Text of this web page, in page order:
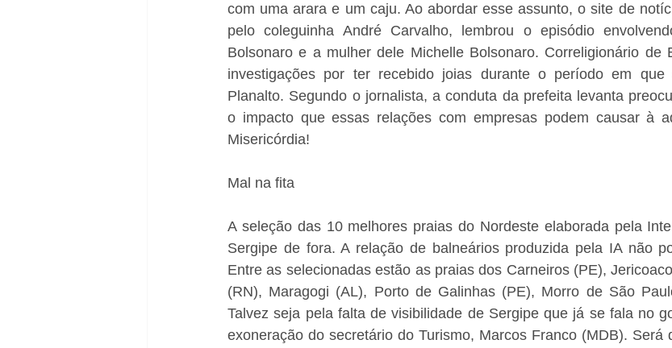
com uma arara e um caju. Ao abordar esse assunto, o site de
pelo coleguinha André Carvalho, lembrou o episódio
Bolsonaro e a mulher dele Michelle Bolsonaro. Correligionário de
investigações por ter recebido joias durante o período em
Planalto. Segundo o jornalista, a conduta da prefeita levanta
o impacto que essas relações com empresas podem causar à
Misericórdia!
Mal na fita
A seleção das 10 melhores praias do Nordeste elaborada pela
Sergipe de fora. A relação de balneários produzida pela IA não
Entre as selecionadas estão as praias dos Carneiros (PE),
(RN), Maragogi (AL), Porto de Galinhas (PE), Morro de São
Talvez seja pela falta de visibilidade de Sergipe que já se fala no
exoneração do secretário do Turismo, Marcos Franco (MDB). Será